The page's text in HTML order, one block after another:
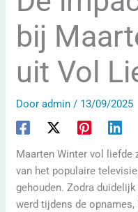
bij
uit Vol
Dooradmin/ 13/09/2025
Maarten Winter vol
van het populaire
gehouden. Zodra
werd tijdens de